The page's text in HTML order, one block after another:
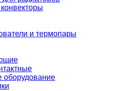
и термопары
оборудование